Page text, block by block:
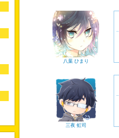
八葉 ひまり
三夜 虹司